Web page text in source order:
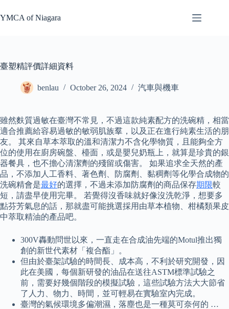
to
content
YMCA of Niagara
臺塑精評價詳細資料
benlau October 26, 2024 汽車與機車
雖然麩質過敏在臺灣不常見，不過這款純素配方的洗碗精，相當
適合推薦給容易過敏的敏弱肌族羣，以及正在進行純素生活的朋
友。 其來自草本萃取的溫和清潔力不含化學物質，且能夠全方
位的使用在廚房碗盤、檯面，或是嬰兒奶瓶上，就算是珍貴的銀
器餐具，也不擔心清潔劑的殘留或傷害。 如果追求全天然的產
品，不添加人工香料、著色劑、防腐劑、黏稠劑等化學合成物的
洗碗精會是最好的選擇，不過未添加防腐劑的商品保存期限較
短，請盡早使用完畢。 若覺得沒香味就好像沒洗乾淨，想要多
點芬芳氣息的話，那就盡可能挑選採用由草本植物、柑橘類果皮
中萃取精油的產品吧。
300V轟動問世以來，一直走在合成油先端的Motul推出獨
創的新世代素材「複合酯」。
但由於臺架試驗的時間長、成本高，不利於研究開發，因
此在美國，每個新研發的油品在送往ASTM標準試驗之
前，需要好幾個階段的模擬試驗，這些試驗方法大大節省
了人力、物力、時間，並可輕易在實驗室內完成。
臺灣的氣候環境多偏潮濕，落塵也是一種莫可奈何的 …